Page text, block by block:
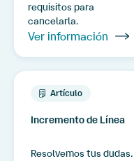
requisitos para
cancelarla.
Ver información
Artículo
Incremento de Línea
Resolvemos tus dudas.